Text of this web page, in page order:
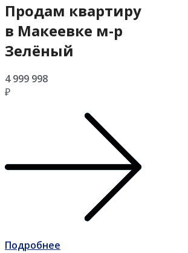
Продам квартиру
в Макеевке м-р
Зелёный
4 999 998
₽
Подробнее